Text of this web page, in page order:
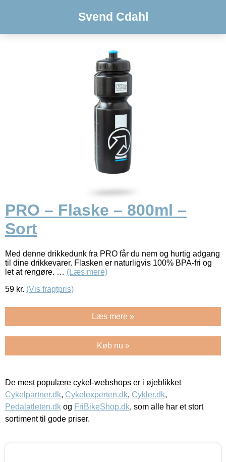
Svend Cdahl
PRO – Flaske – 800ml –
Sort
Med denne drikkedunk fra PRO får du nem og hurtig adgang
til dine drikkevarer. Flasken er naturligvis 100% BPA-fri og
let at rengøre. … (Læs mere)
59 kr. (Vis fragtpris)
Læs mere »
Køb nu »
De mest populære cykel-webshops er i øjeblikket
Cykelpartner.dk, Cykelexperten.dk, Cykler.dk,
Pedalatleten.dk og FriBikeShop.dk, som alle har et stort
sortiment til gode priser.